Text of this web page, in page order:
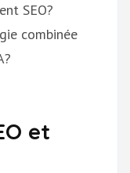
SEO?
combinée
et